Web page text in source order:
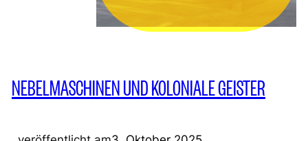
NEBELMASCHINEN UND KOLONIALE GEISTER